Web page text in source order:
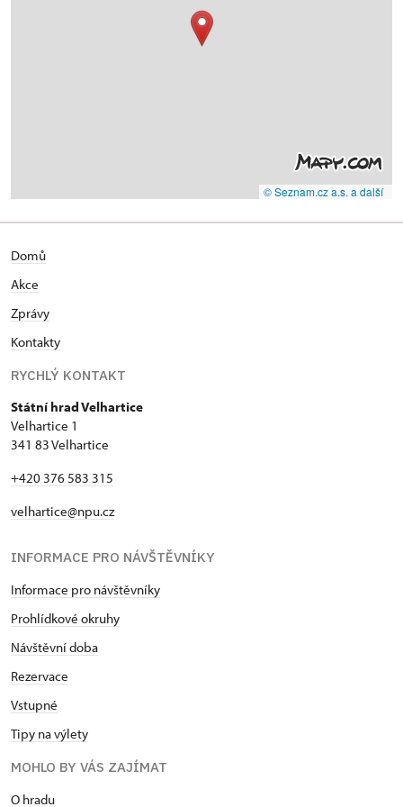
© Seznam.cz a.s. a další
Domů
Akce
Zprávy
Kontakty
RYCHLÝ KONTAKT
Státní hrad Velhartice
Velhartice 1
341 83 Velhartice
+420 376 583 315
velhartice@npu.cz
INFORMACE PRO NÁVŠTĚVNÍKY
Informace pro návštěvníky
Prohlídkové okruhy
Návštěvní doba
Rezervace
Vstupné
Tipy na výlety
MOHLO BY VÁS ZAJÍMAT
O hradu